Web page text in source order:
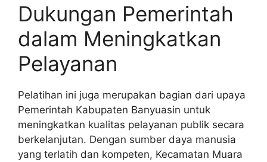
Dukungan Pemerintah
dalam Meningkatkan
Pelayanan
Pelatihan ini juga merupakan bagian dari upaya
Pemerintah Kabupaten Banyuasin untuk
meningkatkan kualitas pelayanan publik secara
berkelanjutan. Dengan sumber daya manusia
yang terlatih dan kompeten, Kecamatan Muara